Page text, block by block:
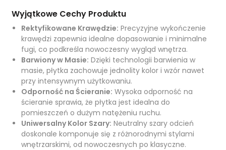
Wyjątkowe Cechy Produktu
Rektyfikowane Krawędzie: Precyzyjne wykończenie
krawędzi zapewnia idealne dopasowanie i minimalne
fugi, co podkreśla nowoczesny wygląd wnętrza.
Barwiony w Masie: Dzięki technologii barwienia w
masie, płytka zachowuje jednolity kolor i wzór nawet
przy intensywnym użytkowaniu.
Odporność na Ścieranie: Wysoka odporność na
ścieranie sprawia, że płytka jest idealna do
pomieszczeń o dużym natężeniu ruchu.
Uniwersalny Kolor Szary: Neutralny szary odcień
doskonale komponuje się z różnorodnymi stylami
wnętrzarskimi, od nowoczesnych po klasyczne.